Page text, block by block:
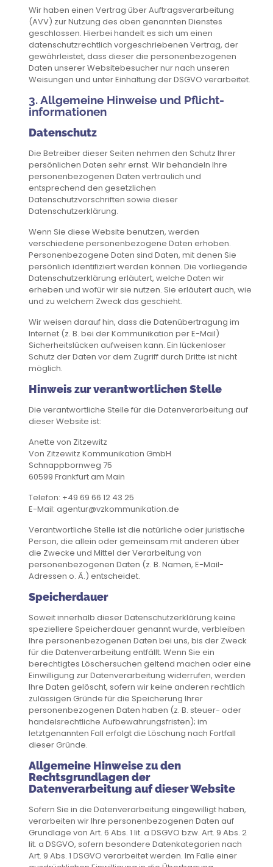
Wir haben einen Vertrag über Auftragsverarbeitung
(AVV) zur Nutzung des oben genannten Dienstes
geschlossen. Hierbei handelt es sich um einen
datenschutzrechtlich vorgeschriebenen Vertrag, der
gewährleistet, dass dieser die personenbezogenen
Daten unserer Websitebesucher nur nach unseren
Weisungen und unter Einhaltung der DSGVO verarbeitet.
3. Allgemeine Hinweise und Pflicht­
informationen
Datenschutz
Die Betreiber dieser Seiten nehmen den Schutz Ihrer
persönlichen Daten sehr ernst. Wir behandeln Ihre
personenbezogenen Daten vertraulich und
entsprechend den gesetzlichen
Datenschutzvorschriften sowie dieser
Datenschutzerklärung.
Wenn Sie diese Website benutzen, werden
verschiedene personenbezogene Daten erhoben.
Personenbezogene Daten sind Daten, mit denen Sie
persönlich identifiziert werden können. Die vorliegende
Datenschutzerklärung erläutert, welche Daten wir
erheben und wofür wir sie nutzen. Sie erläutert auch, wie
und zu welchem Zweck das geschieht.
Wir weisen darauf hin, dass die Datenübertragung im
Internet (z. B. bei der Kommunikation per E-Mail)
Sicherheitslücken aufweisen kann. Ein lückenloser
Schutz der Daten vor dem Zugriff durch Dritte ist nicht
möglich.
Hinweis zur verantwortlichen Stelle
Die verantwortliche Stelle für die Datenverarbeitung auf
dieser Website ist:
Anette von Zitzewitz
Von Zitzewitz Kommunikation GmbH
Schnappbornweg 75
60599 Frankfurt am Main
Telefon: +49 69 66 12 43 25
E-Mail: agentur@vzkommunikation.de
Verantwortliche Stelle ist die natürliche oder juristische
Person, die allein oder gemeinsam mit anderen über
die Zwecke und Mittel der Verarbeitung von
personenbezogenen Daten (z. B. Namen, E-Mail-
Adressen o. Ä.) entscheidet.
Speicherdauer
Soweit innerhalb dieser Datenschutzerklärung keine
speziellere Speicherdauer genannt wurde, verbleiben
Ihre personenbezogenen Daten bei uns, bis der Zweck
für die Datenverarbeitung entfällt. Wenn Sie ein
berechtigtes Löschersuchen geltend machen oder eine
Einwilligung zur Datenverarbeitung widerrufen, werden
Ihre Daten gelöscht, sofern wir keine anderen rechtlich
zulässigen Gründe für die Speicherung Ihrer
personenbezogenen Daten haben (z. B. steuer- oder
handelsrechtliche Aufbewahrungsfristen); im
letztgenannten Fall erfolgt die Löschung nach Fortfall
dieser Gründe.
Allgemeine Hinweise zu den
Rechtsgrundlagen der
Datenverarbeitung auf dieser Website
Sofern Sie in die Datenverarbeitung eingewilligt haben,
verarbeiten wir Ihre personenbezogenen Daten auf
Grundlage von Art. 6 Abs. 1 lit. a DSGVO bzw. Art. 9 Abs. 2
lit. a DSGVO, sofern besondere Datenkategorien nach
Art. 9 Abs. 1 DSGVO verarbeitet werden. Im Falle einer